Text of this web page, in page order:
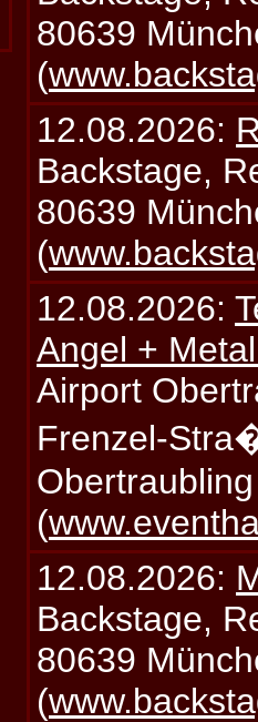
80639
(
12.08.2026:
Backstage,
80639
(
12.08.2026:
Angel +
Airport
Frenzel-
(
12.08.2026:
Backstage,
80639
(